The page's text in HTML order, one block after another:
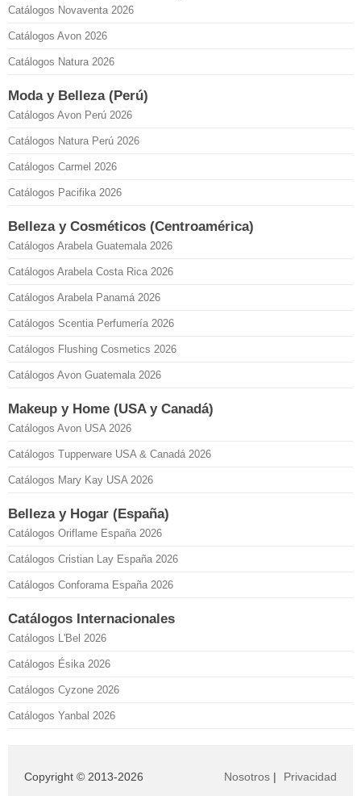
Catálogos Novaventa 2026
Catálogos Avon 2026
Catálogos Natura 2026
Moda y Belleza (Perú)
Catálogos Avon Perú 2026
Catálogos Natura Perú 2026
Catálogos Carmel 2026
Catálogos Pacifika 2026
Belleza y Cosméticos (Centroamérica)
Catálogos Arabela Guatemala 2026
Catálogos Arabela Costa Rica 2026
Catálogos Arabela Panamá 2026
Catálogos Scentia Perfumería 2026
Catálogos Flushing Cosmetics 2026
Catálogos Avon Guatemala 2026
Makeup y Home (USA y Canadá)
Catálogos Avon USA 2026
Catálogos Tupperware USA & Canadá 2026
Catálogos Mary Kay USA 2026
Belleza y Hogar (España)
Catálogos Oriflame España 2026
Catálogos Cristian Lay España 2026
Catálogos Conforama España 2026
Catálogos Internacionales
Catálogos L'Bel 2026
Catálogos Ésika 2026
Catálogos Cyzone 2026
Catálogos Yanbal 2026
Copyright © 2013-2026 Nosotros | Privacidad